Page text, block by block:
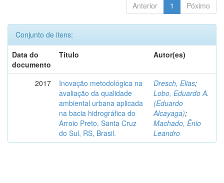
Anterior 1 Póximo
Conjunto de itens:
Data do
documento
Título Autor(es)
2017
Inovação metodológica na
avaliação da qualidade
ambiental urbana aplicada
na bacia hidrográfica do
Arroio Preto, Santa Cruz
do Sul, RS, Brasil.
Dresch, Elias;
Lobo, Eduardo A.
(Eduardo
Alcayaga);
Machado, Ênio
Leandro